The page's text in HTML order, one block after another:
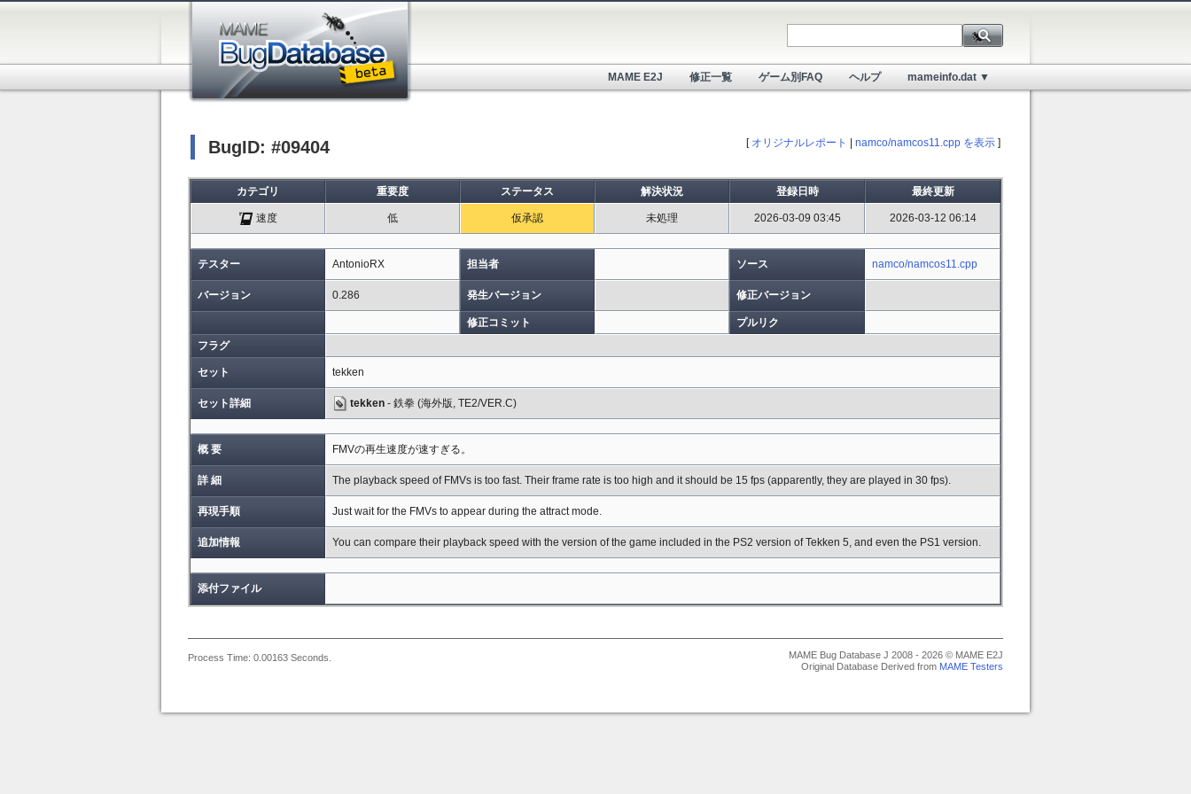
MAME E2J 修正一覧 ゲーム別FAQ ヘルプ mameinfo.dat ▼
[ オリジナルレポート namco/namcos11.cpp を表示 ]
BugID: #09404
カテゴリ 重要度 ステータス 解決状況 登録日時 最終更新
速度 低 仮承認 未処理 2026-03-09 03:45 2026-03-12 06:14
テスター AntonioRX 担当者 ソース namco/namcos11.cpp
バージョン 0.286 発生バージョン 修正バージョン
修正コミット
プルリク
フラグ
セット tekken
セット詳細 tekken - 鉄拳 (海外版, TE2/VER.C)
概 要 FMVの再生速度が速すぎる。
詳 細 The playback speed of FMVs is too fast. Their frame rate is too high and it should be 15 fps (apparently, they are played in 30 fps).
再現手順 Just wait for the FMVs to appear during the attract mode.
追加情報 You can compare their playback speed with the version of the game included in the PS2 version of Tekken 5, and even the PS1 version.
添付ファイル
MAME Bug Database J 2008 - 2026 © MAME E2J
Original Database Derived from MAME Testers
Process Time: 0.00163 Seconds.